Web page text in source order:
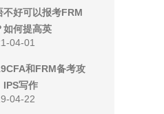
不好可以报考FRM
如何提高英
04-01
和FRM备考攻
IPS写作
04-22